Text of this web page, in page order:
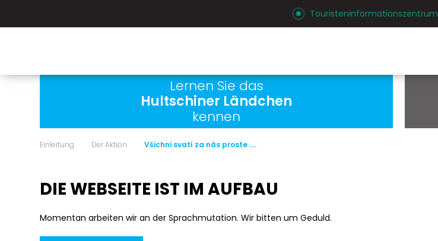
Touristeninformationszentrum
Lernen Sie das
Hultschiner Ländchen
kennen
Einleitung Der Aktion Všichni svatí za nás proste ....
DIE WEBSEITE IST IM AUFBAU
Momentan arbeiten wir an der Sprachmutation. Wir bitten um Geduld.